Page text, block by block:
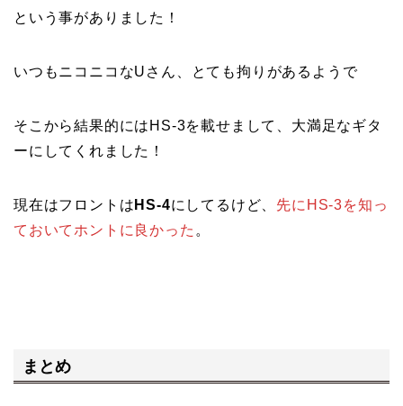
という事がありました！
いつもニコニコなUさん、とても拘りがあるようで
そこから結果的にはHS-3を載せまして、大満足なギタ
ーにしてくれました！
現在はフロントは HS-4にしてるけど、 先にHS-3を知っ
ておいてホントに良かった 。
まとめ